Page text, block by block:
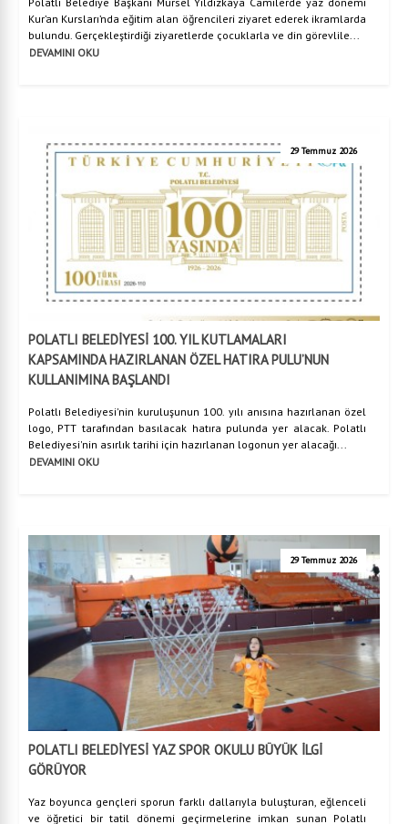
Kur’an Kursları’nda eğitim alan öğrencileri ziyaret ederek ikramlarda
bulundu. Gerçekleştirdiği ziyaretlerde çocuklarla ve din görevlile...
DEVAMINI OKU
29 Temmuz 2026
POLATLI BELEDİYESİ 100. YIL KUTLAMALARI
KAPSAMINDA HAZIRLANAN ÖZEL HATIRA PULU’NUN
KULLANIMINA BAŞLANDI
Polatlı Belediyesi'nin kuruluşunun 100. yılı anısına hazırlanan özel
logo, PTT tarafından basılacak hatıra pulunda yer alacak. Polatlı
Belediyesi'nin asırlık tarihi için hazırlanan logonun yer alacağı...
DEVAMINI OKU
29 Temmuz 2026
POLATLI BELEDİYESİ YAZ SPOR OKULU BÜYÜK İLGİ
GÖRÜYOR
Yaz boyunca gençleri sporun farklı dallarıyla buluşturan, eğlenceli
ve öğretici bir tatil dönemi geçirmelerine imkan sunan Polatlı